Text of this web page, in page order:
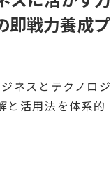
即戦力養成プ
ネスとテクノロジ
と活用法を体系的